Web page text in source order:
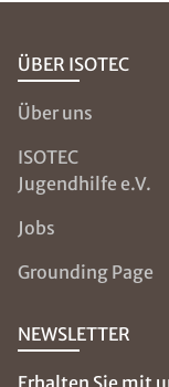
ÜBER ISOTEC
Über uns
ISOTEC
Jugendhilfe e.V.
Jobs
Grounding Page
NEWSLETTER
Erhalten Sie mit